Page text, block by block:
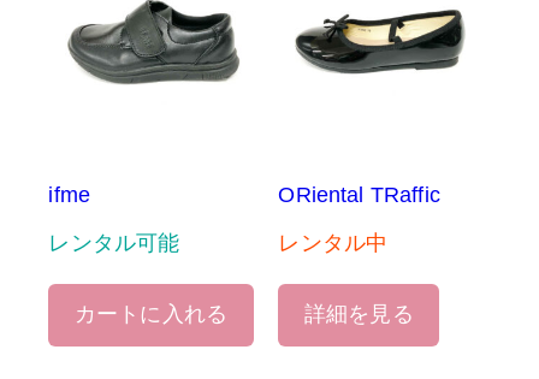
ifme
レンタル可能
カートに入れる
ORiental TRaffic
レンタル中
詳細を見る